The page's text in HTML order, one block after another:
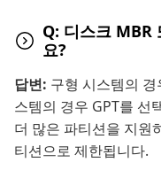
Q: 디스크 MBR
요?
답변: 구형 시스템의
스템의 경우 GPT를 선
더 많은 파티션을 지원
티션으로 제한됩니다.